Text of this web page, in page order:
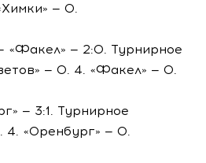
— 0.
«Факел» — 2:0. Турнирное
— 0. 4. «Факел» — 0.
— 3:1. Турнирное
4. «Оренбург» — 0.